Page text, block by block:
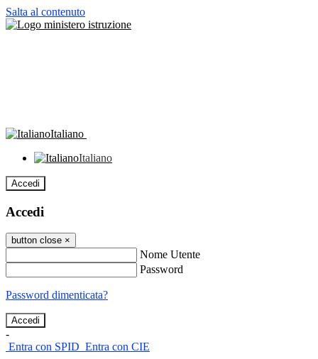
Salta al contenuto
Italiano
Italiano
Accedi
Accedi
button close ×
Nome Utente
Password
Password dimenticata?
-
Entra con SPID Entra con CIE